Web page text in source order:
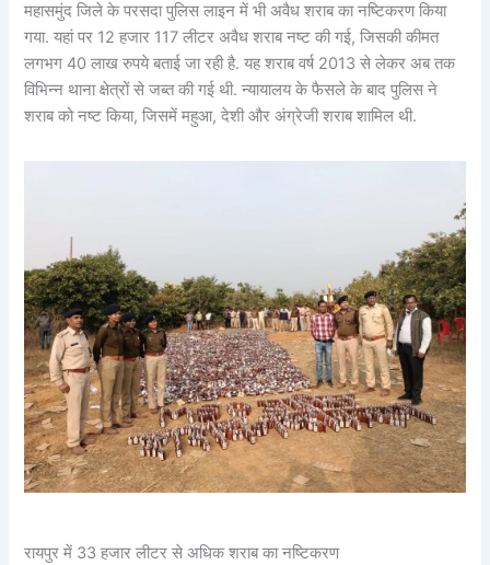
महासमुंद जिले के परसदा पुलिस लाइन में भी अवैध शराब का नष्टिकरण किया
गया. यहां पर 12 हजार 117 लीटर अवैध शराब नष्ट की गई, जिसकी कीमत
लगभग 40 लाख रुपये बताई जा रही है. यह शराब वर्ष 2013 से लेकर अब तक
विभिन्न थाना क्षेत्रों से जब्त की गई थी. न्यायालय के फैसले के बाद पुलिस ने
शराब को नष्ट किया, जिसमें महुआ, देशी और अंग्रेजी शराब शामिल थी.
रायपुर में 33 हजार लीटर से अधिक शराब का नष्टिकरण